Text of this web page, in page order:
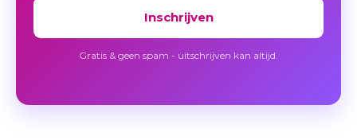
Inschrijven
Gratis & geen spam - uitschrijven kan altijd.